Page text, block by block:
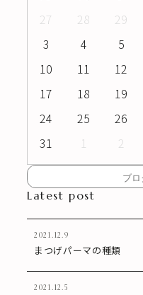
27
28 29
3
4 5
10
11 12
17
18 19
24
25 26
31
1 2
Latest post
2021.12.9
まつげパーマの種類
2021.12.5